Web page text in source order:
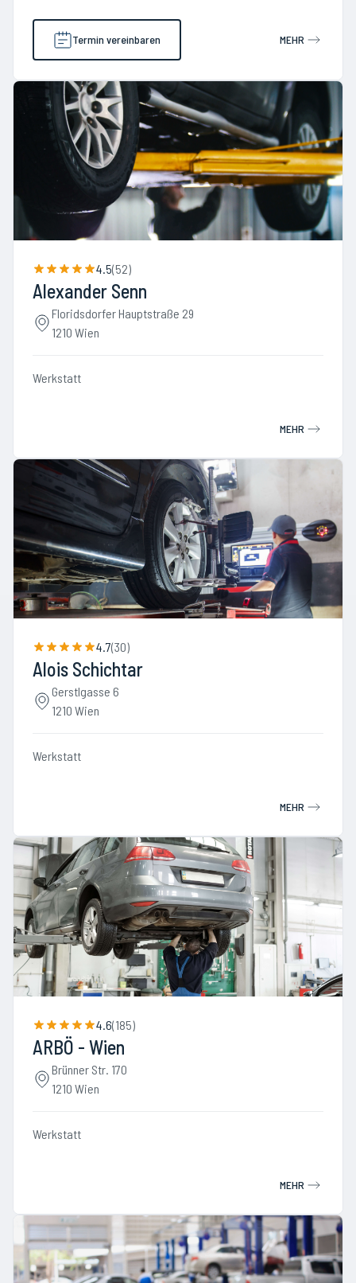
Termin vereinbaren MEHR
4.5(52)
Alexander Senn
Floridsdorfer Hauptstraße 29
1210 Wien
Werkstatt
MEHR
4.7(30)
Alois Schichtar
Gerstlgasse 6
1210 Wien
Werkstatt
MEHR
4.6(185)
ARBÖ - Wien
Brünner Str. 170
1210 Wien
Werkstatt
MEHR